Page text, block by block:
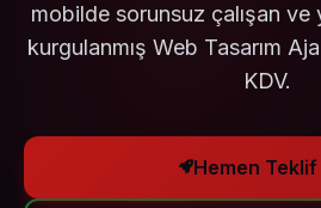
mobilde sorunsuz çalışan ve
kurgulanmış Web Tasarım
KDV.
Hemen Teklif